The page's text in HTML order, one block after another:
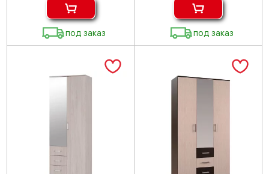
под заказ под заказ